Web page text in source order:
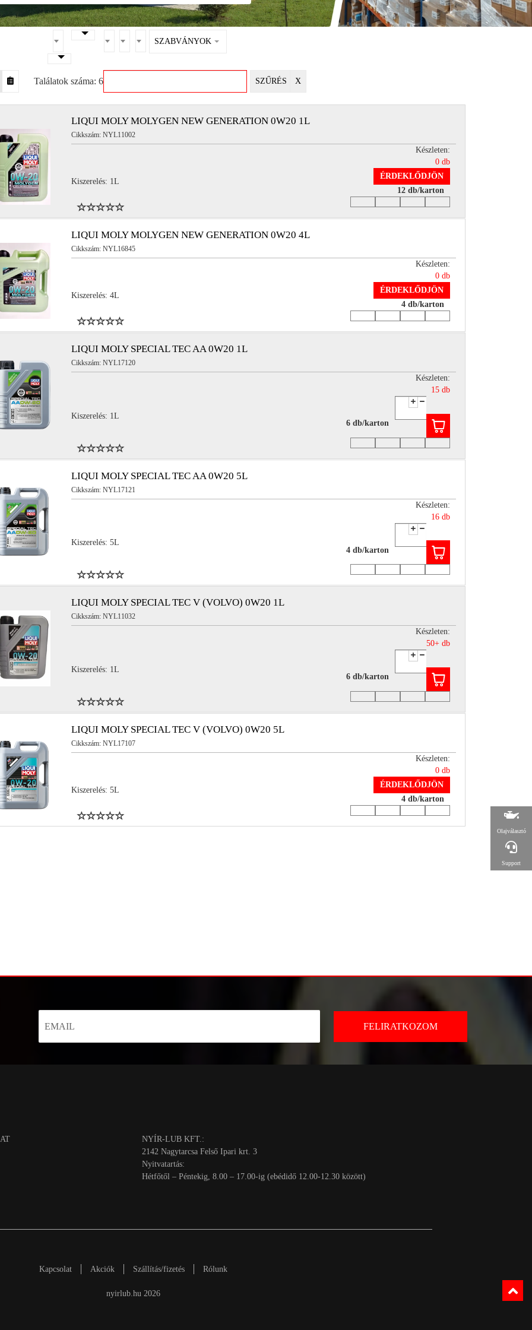
SZABVÁNYOK
Találatok száma: 6 SZŰRÉS X
NYL16841
LIQUI MOLY MOLYGEN NEW GENERATION 0W20 1L
Cikkszám: NYL11002
Kiszerelés: 1L
Készleten:
0 db
ÉRDEKLŐDJÖN
12 db/karton
LIQUI MOLY MOLYGEN NEW GENERATION 0W20 4L
Cikkszám: NYL16845
Kiszerelés: 4L
Készleten:
0 db
ÉRDEKLŐDJÖN
4 db/karton
LIQUI MOLY SPECIAL TEC AA 0W20 1L
Cikkszám: NYL17120
Kiszerelés: 1L
Készleten:
15 db
6 db/karton
LIQUI MOLY SPECIAL TEC AA 0W20 5L
Cikkszám: NYL17121
Kiszerelés: 5L
Készleten:
16 db
4 db/karton
LIQUI MOLY SPECIAL TEC V (VOLVO) 0W20 1L
Cikkszám: NYL11032
Kiszerelés: 1L
Készleten:
50+ db
6 db/karton
LIQUI MOLY SPECIAL TEC V (VOLVO) 0W20 5L
Cikkszám: NYL17107
Kiszerelés: 5L
Készleten:
0 db
ÉRDEKLŐDJÖN
4 db/karton
NYÍR-LUB KFT.:
2142 Nagytarcsa Felső Ipari krt. 3
Nyitvatartás:
Hétfőtől – Péntekig, 8.00 – 17.00-ig (ebédidő 12.00-12.30 között)
Kapcsolat Akciók Szállítás/fizetés Rólunk
nyirlub.hu 2026
Olajválasztó
Support